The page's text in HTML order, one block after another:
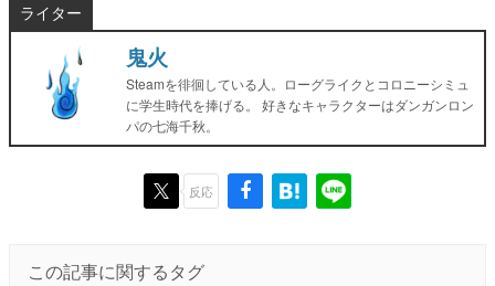
ライター
鬼火
Steamを徘徊している人。ローグライクとコロニーシミュ
に学生時代を捧げる。 好きなキャラクターはダンガンロン
パの七海千秋。
反応
この記事に関するタグ